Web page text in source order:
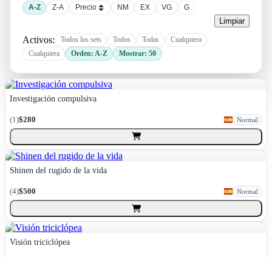
A-Z Z-A Precio NM EX VG G
Limpiar
Activos: Todos los sets Todos Todas
Cualquiera
Cualquiera
Orden: A-Z Mostrar: 50
Investigación compulsiva
(1)$280 Normal
Shinen del rugido de la vida
(4)$500 Normal
Visión triciclópea